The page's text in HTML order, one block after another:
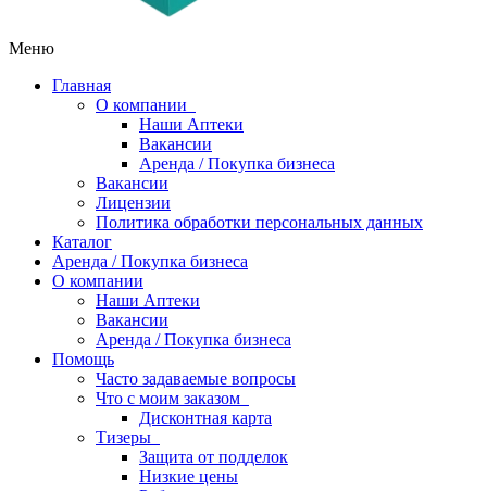
Меню
Главная
О компании
Наши Аптеки
Вакансии
Аренда / Покупка бизнеса
Вакансии
Лицензии
Политика обработки персональных данных
Каталог
Аренда / Покупка бизнеса
О компании
Наши Аптеки
Вакансии
Аренда / Покупка бизнеса
Помощь
Часто задаваемые вопросы
Что с моим заказом
Дисконтная карта
Тизеры
Защита от подделок
Низкие цены